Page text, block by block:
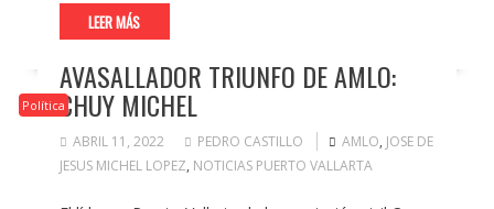
LEER MÁS
Política
AVASALLADOR TRIUNFO DE AMLO:
CHUY MICHEL
ABRIL 11, 2022 PEDRO CASTILLO AMLO, JOSE DE
JESUS MICHEL LOPEZ, NOTICIAS PUERTO VALLARTA